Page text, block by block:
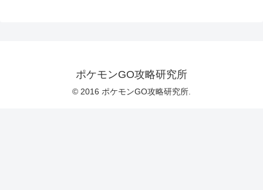
ポケモンGO攻略研究所
© 2016 ポケモンGO攻略研究所.